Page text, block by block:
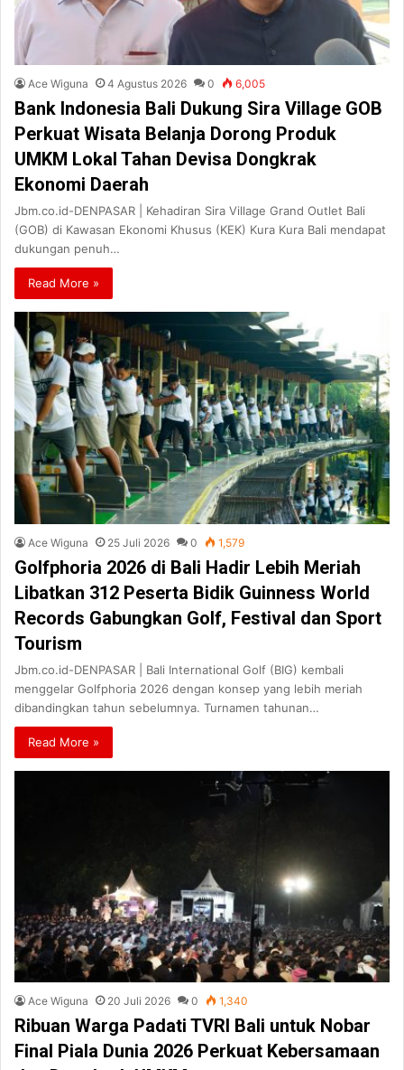
Ace Wiguna 4 Agustus 2026 0 6,005
Bank Indonesia Bali Dukung Sira Village GOB
Perkuat Wisata Belanja Dorong Produk
UMKM Lokal Tahan Devisa Dongkrak
Ekonomi Daerah
Jbm.co.id-DENPASAR | Kehadiran Sira Village Grand Outlet Bali
(GOB) di Kawasan Ekonomi Khusus (KEK) Kura Kura Bali mendapat
dukungan penuh…
Read More »
Ace Wiguna 25 Juli 2026 0 1,579
Golfphoria 2026 di Bali Hadir Lebih Meriah
Libatkan 312 Peserta Bidik Guinness World
Records Gabungkan Golf, Festival dan Sport
Tourism
Jbm.co.id-DENPASAR | Bali International Golf (BIG) kembali
menggelar Golfphoria 2026 dengan konsep yang lebih meriah
dibandingkan tahun sebelumnya. Turnamen tahunan…
Read More »
Ace Wiguna 20 Juli 2026 0 1,340
Ribuan Warga Padati TVRI Bali untuk Nobar
Final Piala Dunia 2026 Perkuat Kebersamaan